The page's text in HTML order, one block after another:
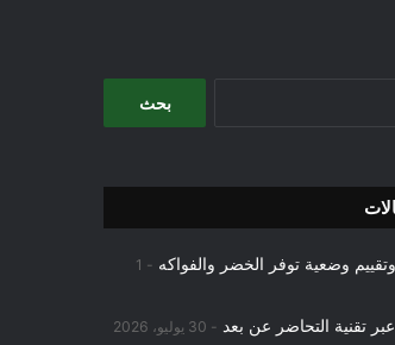
وضعية توفر الخضر والفواكه
1
تقنية التحاضر عن بعد 30 يوليو، 2026